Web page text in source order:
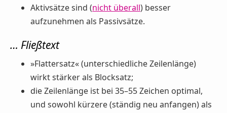
Aktivsätze sind (nicht überall) besser
aufzunehmen als Passivsätze.
… Fließtext
»Flattersatz« (unterschiedliche Zeilenlänge)
wirkt stärker als Blocksatz;
die Zeilenlänge ist bei 35–55 Zeichen optimal,
und sowohl kürzere (ständig neu anfangen) als